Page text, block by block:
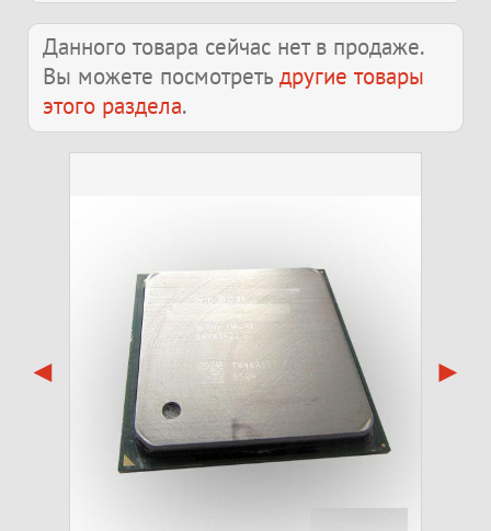
Данного товара сейчас нет в продаже.
Вы можете посмотреть другие товары
этого раздела.